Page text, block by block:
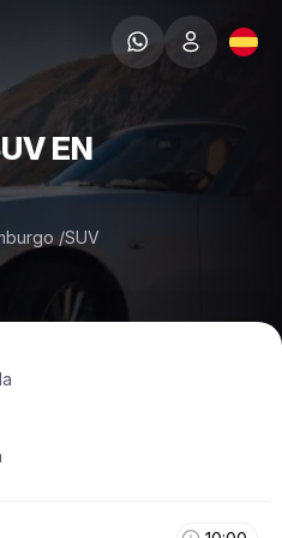
EN
/SUV